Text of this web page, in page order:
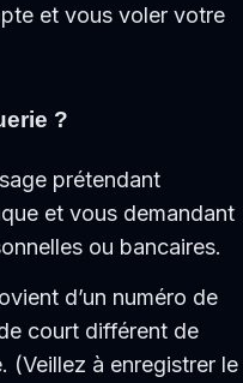
et vous voler votre
?
prétendant
et vous demandant
ou bancaires.
d’un numéro de
court différent de
(Veillez à enregistrer le